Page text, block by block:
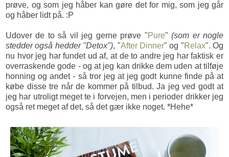
prøve, og som jeg håber kan gøre det for mig, som jeg går
og håber lidt på. :P
Udover de to så vil jeg gerne prøve "Pure"(som er nogle
stedder også hedder "Detox"), "After Dinner" og "Relax". Og
nu hvor jeg har fundet ud af, at de to andre jeg har faktisk er
overraskende gode - og at jeg kan drikke dem uden at tilføje
honning og andet - så tror jeg at jeg godt kunne finde på at
købe disse tre når de kommer på tilbud. Ja jeg ved godt at
jeg har utroligt meget te i forvejen, men i perioder drikker jeg
også ret meget af det, så det gær ikke noget. *Hehe*